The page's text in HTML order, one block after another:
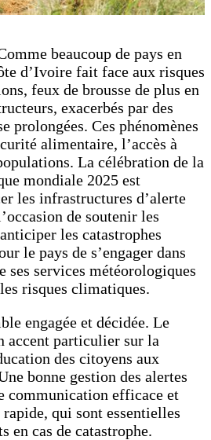
beaucoup de pays en
d’Ivoire fait face aux risques
feux de brousse de plus en
exacerbés par des
prolongées. Ces phénomènes
alimentaire, l’accès à
La célébration de la
mondiale 2025 est
les infrastructures d’alerte
de soutenir les
les catastrophes
le pays de s’engager dans
ses services météorologiques
risques climatiques.
engagée et décidée. Le
accent particulier sur la
des citoyens aux
bonne gestion des alertes
communication efficace et
qui sont essentielles
en cas de catastrophe.